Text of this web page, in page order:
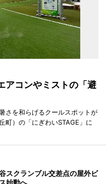
アコンやミストの「避
さを和らげるクールスポットが
町）の「にぎわいSTAGE」に
スクランブル交差点の屋外ビ
始動へ